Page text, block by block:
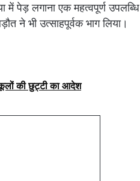
पेड़ लगाना एक महत्वपूर्ण उपलब्धि
ने भी उत्साहपूर्वक भाग लिया।
की छुट्टी का आदेश